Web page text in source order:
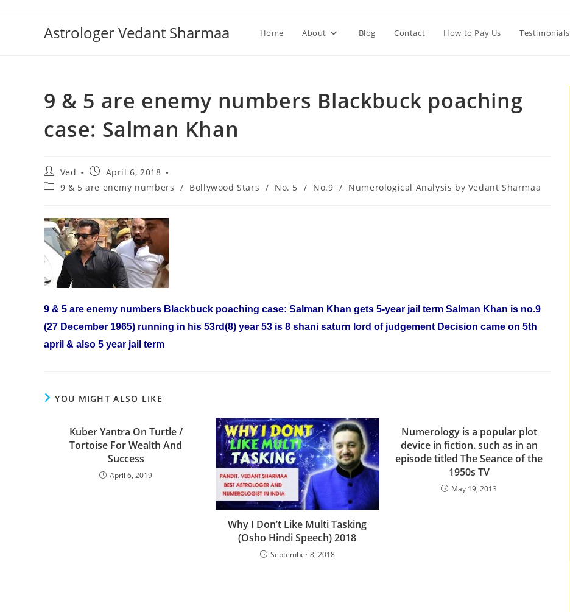
Astrologer Vedant Sharmaa Home About Blog Contact How to Pay Us Testimonials
9 & 5 are enemy numbers Blackbuck poaching
case: Salman Khan
Post
author:
Ved
PostApril 6, 2018
Post9 & 5 are enemy numbers / Bollywood Stars / No. 5 / No.9 / Numerological Analysis by Vedant Sharmaa
9 & 5 are enemy numbers Blackbuck poaching case: Salman Khan gets 5-year jail term Salman Khan is no.9
(27 December 1965) running in his 53rd(8) year 53 is 8 shani saturn lord of judgement Decision came on 5th
april & also 5 year jail term
YOU MIGHT ALSO LIKE
Kuber Yantra On Turtle /
Tortoise For Wealth And
Success
April 6, 2019
Why I Don’t Like Multi Tasking
(Osho Hindi Speech) 2018
September 8, 2018
Numerology is a popular plot
device in fiction. such as in an
episode titled The Seance of the
1950s TV
May 19, 2013